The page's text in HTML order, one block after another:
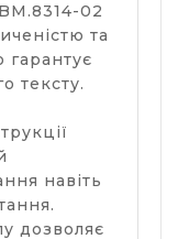
02
та
гарантує
тексту.
навіть
дозволяє